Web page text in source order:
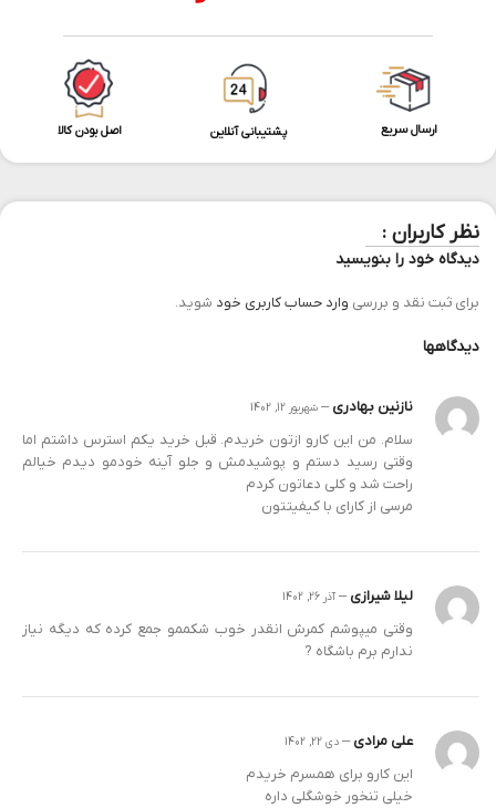
ارسال سریع پشتیبانی آنلاین اصل بودن کالا
نظر کاربران :
دیدگاهها
نازنین بهادری– شهریور 12, 1402
سلام. من این کارو ازتون خریدم. قبل خرید یکم استرس داشتم اما
وقتی رسید دستم و پوشیدمش و جلو آینه خودمو دیدم خیالم
راحت شد و کلی دعاتون کردم
مرسی از کارای با کیفیتتون
لیلا شیرازی– آذر 26, 1402
وقتی میپوشم کمرش انقدر خوب شکممو جمع کرده که دیگه نیاز
ندارم برم باشگاه ?
علی مرادی– دی 22, 1402
این کارو برای همسرم خریدم
خیلی تنخور خوشگلی داره
دیدگاه خود را بنویسید
برای ثبت نقد و بررسی وارد حساب کاربری خود شوید.